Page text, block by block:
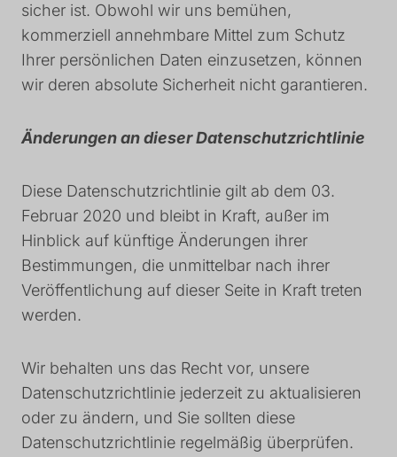
sicher ist. Obwohl wir uns bemühen,
kommerziell annehmbare Mittel zum Schutz
Ihrer persönlichen Daten einzusetzen, können
wir deren absolute Sicherheit nicht garantieren.
Änderungen an dieser Datenschutzrichtlinie
Diese Datenschutzrichtlinie gilt ab dem 03.
Februar 2020 und bleibt in Kraft, außer im
Hinblick auf künftige Änderungen ihrer
Bestimmungen, die unmittelbar nach ihrer
Veröffentlichung auf dieser Seite in Kraft treten
werden.
Wir behalten uns das Recht vor, unsere
Datenschutzrichtlinie jederzeit zu aktualisieren
oder zu ändern, und Sie sollten diese
Datenschutzrichtlinie regelmäßig überprüfen.